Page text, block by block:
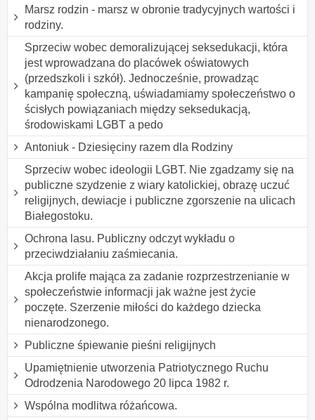
Marsz rodzin - marsz w obronie tradycyjnych wartości i
rodziny.
Sprzeciw wobec demoralizującej seksedukacji, która
jest wprowadzana do placówek oświatowych
(przedszkoli i szkół). Jednocześnie, prowadząc
kampanię społeczną, uświadamiamy społeczeństwo o
ścisłych powiązaniach między seksedukacją,
środowiskami LGBT a pedo
Antoniuk - Dziesięciny razem dla Rodziny
Sprzeciw wobec ideologii LGBT. Nie zgadzamy się na
publiczne szydzenie z wiary katolickiej, obrazę uczuć
religijnych, dewiacje i publiczne zgorszenie na ulicach
Białegostoku.
Ochrona lasu. Publiczny odczyt wykładu o
przeciwdziałaniu zaśmiecania.
Akcja prolife mająca za zadanie rozprzestrzenianie w
społeczeństwie informacji jak ważne jest życie
poczęte. Szerzenie miłości do każdego dziecka
nienarodzonego.
Publiczne śpiewanie pieśni religijnych
Upamiętnienie utworzenia Patriotycznego Ruchu
Odrodzenia Narodowego 20 lipca 1982 r.
Wspólna modlitwa różańcowa.